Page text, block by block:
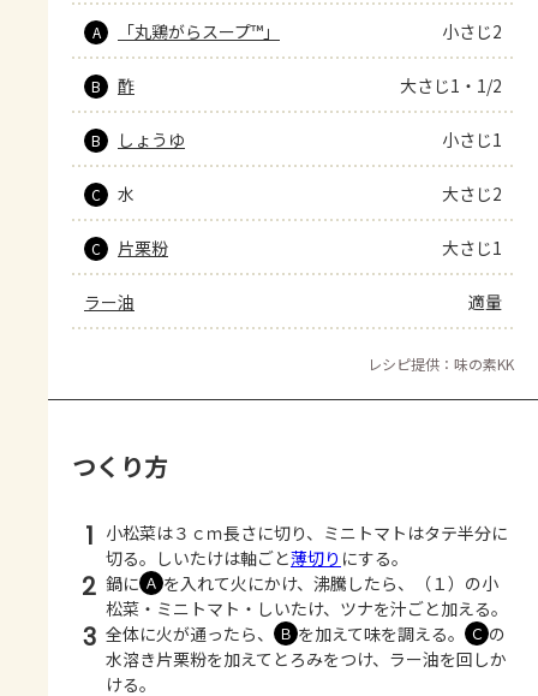
A 「丸鶏がらスープ™」 小さじ2
B 酢 大さじ1・1/2
B しょうゆ 小さじ1
C 水 大さじ2
C 片栗粉 大さじ1
ラー油 適量
レシピ提供：味の素KK
つくり方
1 小松菜は３ｃｍ長さに切り、ミニトマトはタテ半分に
切る。しいたけは軸ごと薄切り にする。
2 鍋に Ａ を入れて火にかけ、沸騰したら、（１）の小
松菜・ミニトマト・しいたけ、ツナを汁ごと加える。
3 全体に火が通ったら、 Ｂ を加えて味を調える。 Ｃ の
水溶き片栗粉を加えてとろみをつけ、ラー油を回しか
ける。